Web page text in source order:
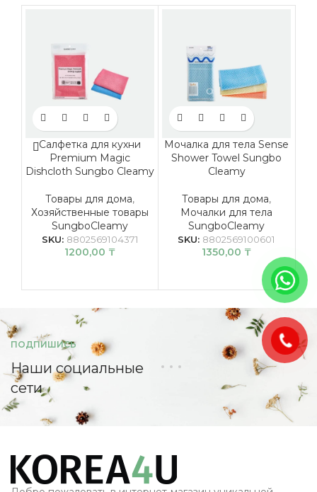
Салфетка для кухни
Premium Magic
Dishcloth Sungbo Cleamy
Товары для дома,
Хозяйственные товары
SungboCleamy
SKU: 8802569104371
1200,00 ₸
Мочалка для тела Sense
Shower Towel Sungbo
Cleamy
Товары для дома,
Мочалки для тела
SungboCleamy
SKU: 8802569100601
1350,00 ₸
ПОДПИШИСЬ
Наши социальные
сети